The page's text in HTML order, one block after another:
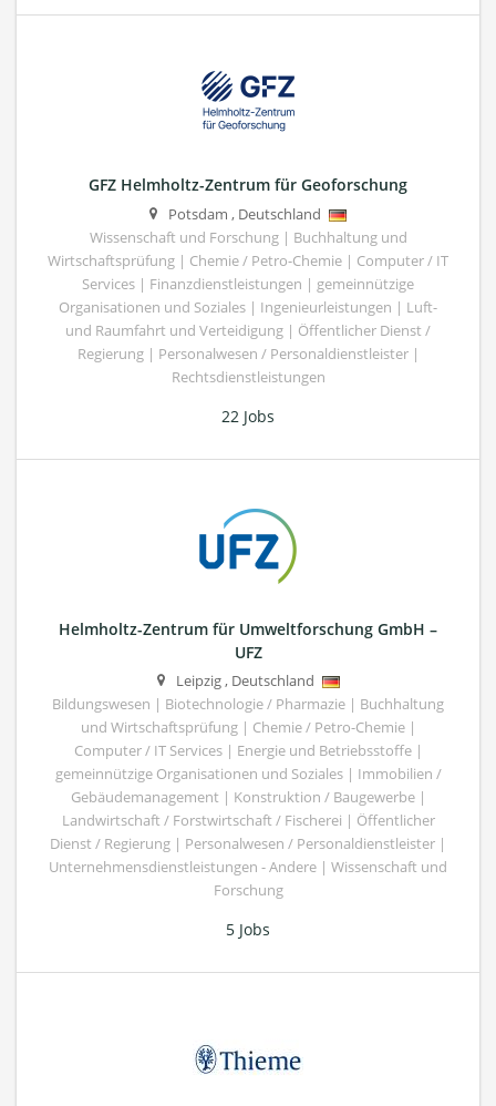
GFZ Helmholtz-Zentrum für Geoforschung
Potsdam , Deutschland
Wissenschaft und Forschung | Buchhaltung und
Wirtschaftsprüfung | Chemie / Petro-Chemie | Computer / IT
Services | Finanzdienstleistungen | gemeinnützige
Organisationen und Soziales | Ingenieurleistungen | Luft-
und Raumfahrt und Verteidigung | Öffentlicher Dienst /
Regierung | Personalwesen / Personaldienstleister |
Rechtsdienstleistungen
22 Jobs
Helmholtz-Zentrum für Umweltforschung GmbH –
UFZ
Leipzig, Deutschland
Bildungswesen | Biotechnologie / Pharmazie | Buchhaltung
und Wirtschaftsprüfung | Chemie / Petro-Chemie |
Computer / IT Services | Energie und Betriebsstoffe |
gemeinnützige Organisationen und Soziales | Immobilien /
Gebäudemanagement | Konstruktion / Baugewerbe |
Landwirtschaft / Forstwirtschaft / Fischerei | Öffentlicher
Dienst / Regierung | Personalwesen / Personaldienstleister |
Unternehmensdienstleistungen - Andere | Wissenschaft und
Forschung
5 Jobs